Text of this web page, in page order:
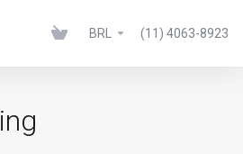
BRL (11) 4063-8923